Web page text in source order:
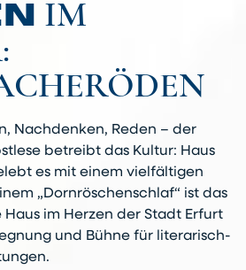
IM
Nachdenken, Reden – der
betreibt das Kultur: Haus
es mit einem vielfältigen
„Dornröschenschlaf“ ist das
im Herzen der Stadt Erfurt
und Bühne für literarisch-